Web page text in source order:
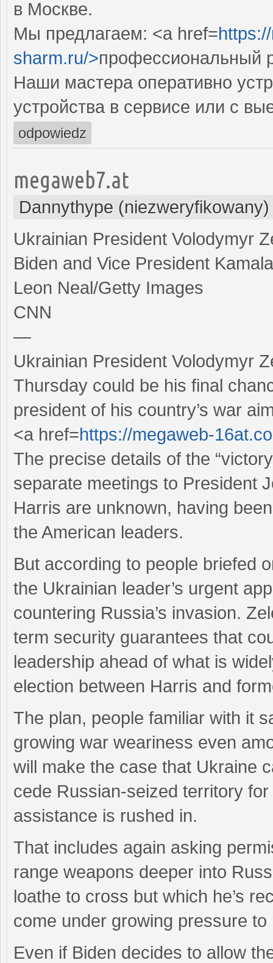
в Москве.
Мы предлагаем: <a href=
sharm.ru/>профессиональный
Наши мастера оперативно
устройства в сервисе или с
odpowiedz
megaweb7.at
Dannythype (niezweryfikowany)
Ukrainian President Volodymyr
Biden and Vice President
Leon Neal/Getty Images
CNN
—
Ukrainian President Volodymyr
Thursday could be his final
president of his country’s war
<a href=https://megaweb-
The precise details of the
separate meetings to President
Harris are unknown, having
the American leaders.
But according to people briefed
the Ukrainian leader’s urgent
countering Russia’s invasion.
term security guarantees that
leadership ahead of what is
election between Harris and
The plan, people familiar with it
growing war weariness even
will make the case that Ukraine
cede Russian-seized territory
assistance is rushed in.
That includes again asking
range weapons deeper into
loathe to cross but which he’s
come under growing pressure to
Even if Biden decides to allow